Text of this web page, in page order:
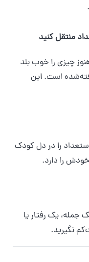
منتقل کنید
چیزی را خوب بلد
است. این
را در دل کودک
را دارد.
یک رفتار یا
نگیرید.